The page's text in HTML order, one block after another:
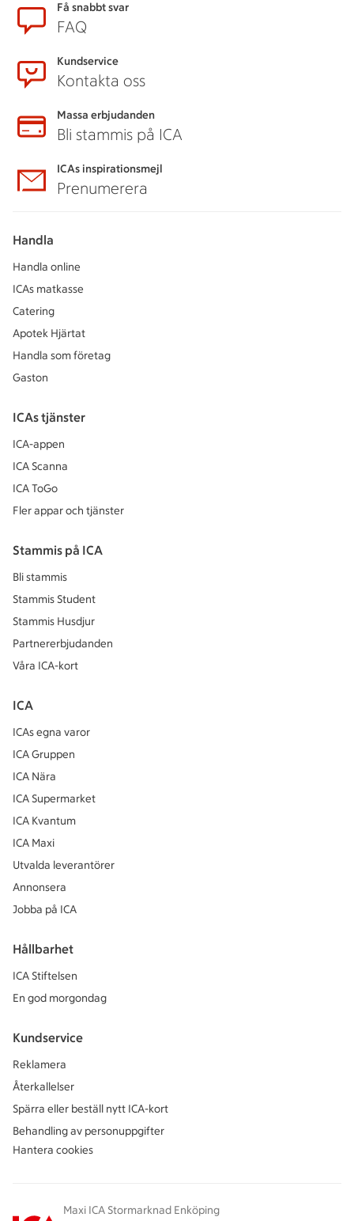
SidfotFå snabbt svar
FAQ
Kundservice
Kontakta oss
Massa erbjudanden
Bli stammis på ICA
ICAs inspirationsmejl
Prenumerera
Handla
Handla online
ICAs matkasse
Catering
Apotek Hjärtat
Handla som företag
Gaston
ICAs tjänster
ICA-appen
ICA Scanna
ICA ToGo
Fler appar och tjänster
Stammis på ICA
Bli stammis
Stammis Student
Stammis Husdjur
Partnererbjudanden
Våra ICA-kort
ICA
ICAs egna varor
ICA Gruppen
ICA Nära
ICA Supermarket
ICA Kvantum
ICA Maxi
Utvalda leverantörer
Annonsera
Jobba på ICA
Hållbarhet
ICA Stiftelsen
En god morgondag
Kundservice
Reklamera
Återkallelser
Spärra eller beställ nytt ICA-kort
Behandling av personuppgifter
Hantera cookies
Maxi ICA Stormarknad Enköping